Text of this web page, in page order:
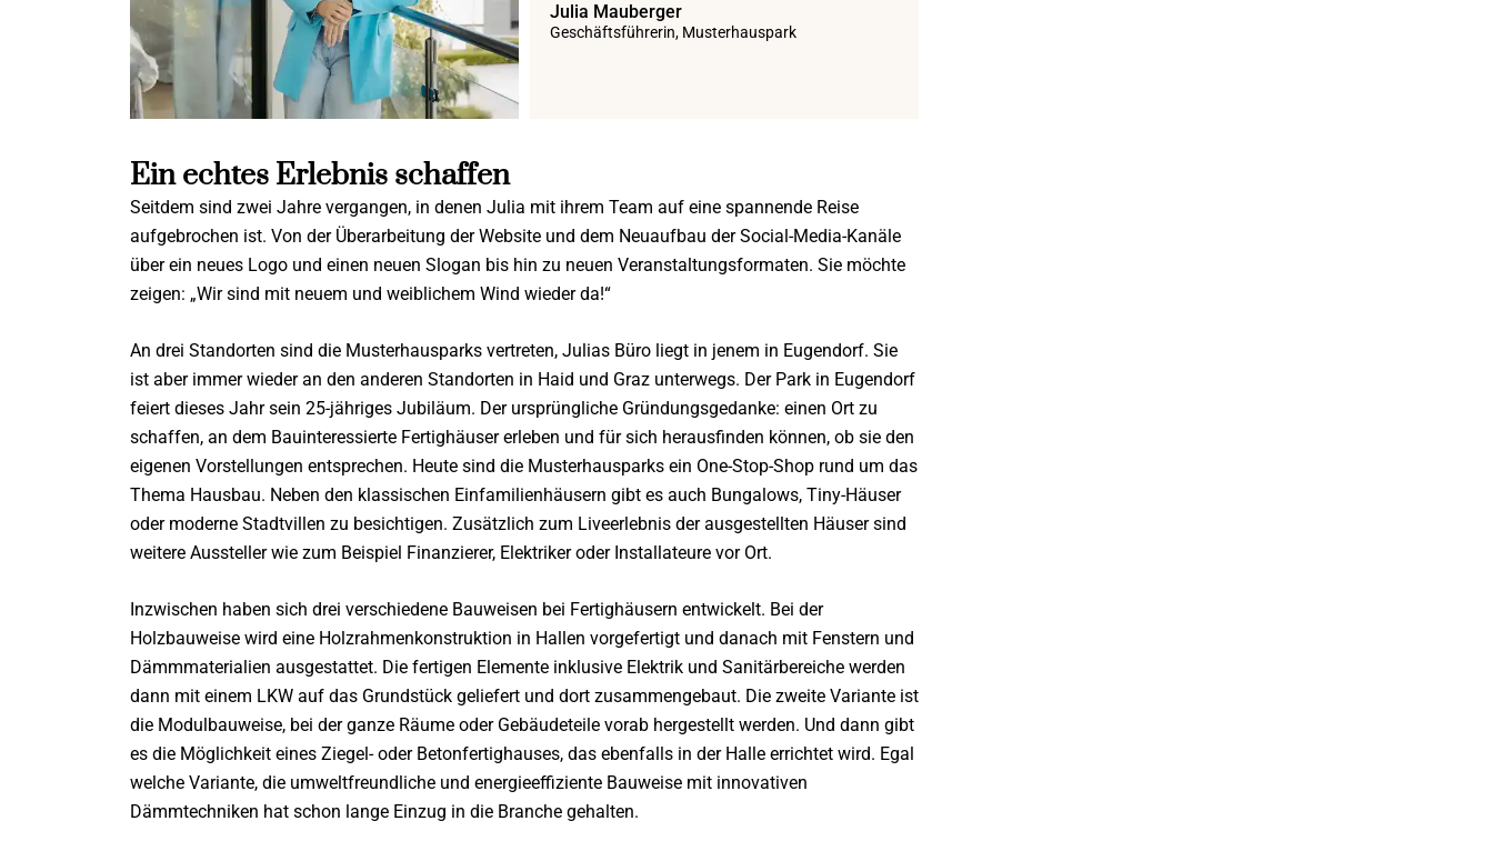
Julia Mauberger
Geschäftsführerin, Musterhauspark
Ein echtes Erlebnis schaffen
Seitdem sind zwei Jahre vergangen, in denen Julia mit ihrem Team auf eine spannende Reise
aufgebrochen ist. Von der Überarbeitung der Website und dem Neuaufbau der Social-Media-Kanäle
über ein neues Logo und einen neuen Slogan bis hin zu neuen Veranstaltungsformaten. Sie möchte
zeigen: „Wir sind mit neuem und weiblichem Wind wieder da!“
An drei Standorten sind die Musterhausparks vertreten, Julias Büro liegt in jenem in Eugendorf. Sie
ist aber immer wieder an den anderen Standorten in Haid und Graz unterwegs. Der Park in Eugendorf
feiert dieses Jahr sein 25-jähriges Jubiläum. Der ursprüngliche Gründungsgedanke: einen Ort zu
schaffen, an dem Bauinteressierte Fertighäuser erleben und für sich herausfinden können, ob sie den
eigenen Vorstellungen entsprechen. Heute sind die Musterhausparks ein One-Stop-Shop rund um das
Thema Hausbau. Neben den klassischen Einfamilienhäusern gibt es auch Bungalows, Tiny-Häuser
oder moderne Stadtvillen zu besichtigen. Zusätzlich zum Liveerlebnis der ausgestellten Häuser sind
weitere Aussteller wie zum Beispiel Finanzierer, Elektriker oder Installateure vor Ort.
Inzwischen haben sich drei verschiedene Bauweisen bei Fertighäusern entwickelt. Bei der
Holzbauweise wird eine Holzrahmenkonstruktion in Hallen vorgefertigt und danach mit Fenstern und
Dämmmaterialien ausgestattet. Die fertigen Elemente inklusive Elektrik und Sanitärbereiche werden
dann mit einem LKW auf das Grundstück geliefert und dort zusammengebaut. Die zweite Variante ist
die Modulbauweise, bei der ganze Räume oder Gebäudeteile vorab hergestellt werden. Und dann gibt
es die Möglichkeit eines Ziegel- oder Betonfertighauses, das ebenfalls in der Halle errichtet wird. Egal
welche Variante, die umweltfreundliche und energieeffiziente Bauweise mit innovativen
Dämmtechniken hat schon lange Einzug in die Branche gehalten.